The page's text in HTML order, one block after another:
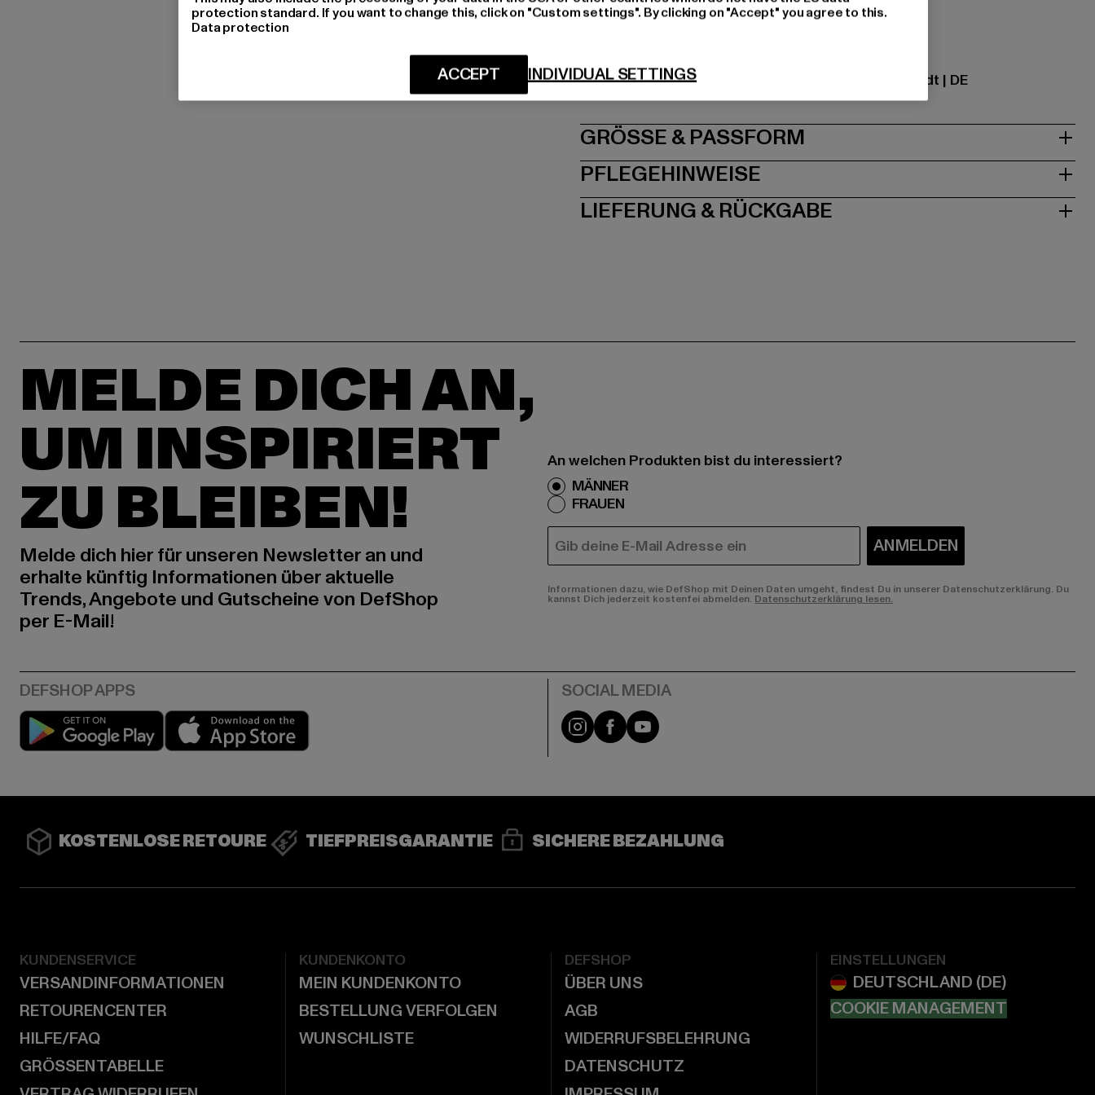
Art.Nr: 8888-03700
Dr.-Robert-Murjahn-Straße 7 | 64372 Ober-Ramstadt | DE
GRÖSSE & PASSFORM
PFLEGEHINWEISE
LIEFERUNG & RÜCKGABE
MELDE DICH AN,
UM INSPIRIERT
ZU BLEIBEN!
Melde dich hier für unseren Newsletter an und
erhalte künftig Informationen über aktuelle
Trends, Angebote und Gutscheine von DefShop
per E-Mail!
An welchen Produkten bist du interessiert?
MÄNNER
FRAUEN
E-MAIL ANMELDEN
Informationen dazu, wie DefShop mit Deinen Daten umgeht, findest Du in unserer Datenschutzerklärung. Du
kannst Dich jederzeit kostenfei abmelden. Datenschutzerklärung lesen.
Play market Instagram
FacebookYouTube
KOSTENLOSE RETOURE TIEFPREISGARANTIE SICHERE BEZAHLUNG
KUNDENSERVICE
VERSANDINFORMATIONEN
RETOURENCENTER
HILFE/FAQ
GRÖSSENTABELLE
KUNDENKONTO
MEIN KUNDENKONTO
BESTELLUNG VERFOLGEN
WUNSCHLISTE
DEFSHOP
ÜBER UNS
AGB
WIDERRUFSBELEHRUNG
DATENSCHUTZ
EINSTELLUNGEN
COOKIE MANAGEMENT
protection standard. If you want to change this, click on "Custom settings". By clicking on "Accept" you agree to this.
Data protection
INDIVIDUAL SETTINGS
ACCEPT